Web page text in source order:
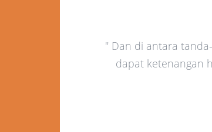
" Dan di antara
dapat ketenangan